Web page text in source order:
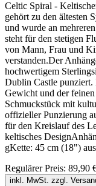
Celtic Spiral -
gehört zu den ältesten
und wurde an
steht für den stetigen
von Mann, Frau und
verstanden.Der
hochwertigem
Dublin Castle punziert.
Gewicht und der
Schmuckstück mit
offizieller Punzierung
für den Kreislauf des
keltisches
gKette: 45 cm (18")
Regulärer Preis: 89,90
inkl. MwSt. zzgl.